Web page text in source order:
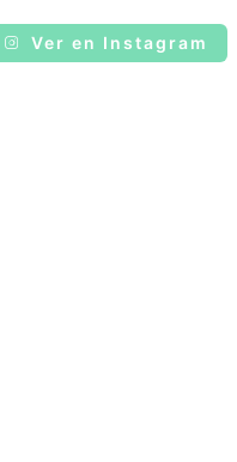
Ver en Instagram